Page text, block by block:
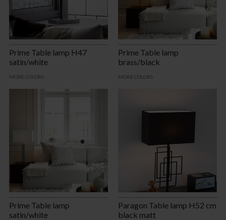
Prime Table lamp H47
satin/white
MORE COLORS
Prime Table lamp
brass/black
MORE COLORS
Prime Table lamp
satin/white
Paragon Table lamp H52 cm
black matt